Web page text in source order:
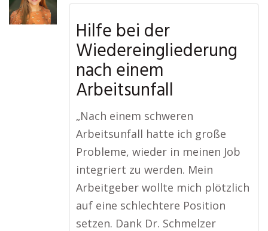
Hilfe bei der
Wiedereingliederung
nach einem
Arbeitsunfall
„Nach einem schweren
Arbeitsunfall hatte ich große
Probleme, wieder in meinen Job
integriert zu werden. Mein
Arbeitgeber wollte mich plötzlich
auf eine schlechtere Position
setzen. Dank Dr. Schmelzer